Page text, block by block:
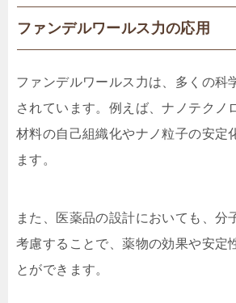
ファンデルワールス力の応用
ファンデルワールス力は、多くの科
されています。例えば、ナノテクノ
材料の自己組織化やナノ粒子の安定
ます。
また、医薬品の設計においても、分
考慮することで、薬物の効果や安定
とができます。